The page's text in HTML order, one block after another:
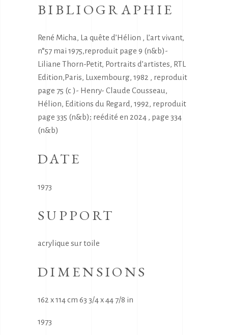
BIBLIOGRAPHIE
René Micha, La quête d’Hélion , L’art vivant,
n°57 mai 1975,reproduit page 9 (n&b)-
Liliane Thorn-Petit, Portraits d’artistes, RTL
Edition,Paris, Luxembourg, 1982 , reproduit
page 75 (c )- Henry- Claude Cousseau,
Hélion, Editions du Regard, 1992, reproduit
page 335 (n&b); reédité en 2024 , page 334
(n&b)
DATE
1973
SUPPORT
acrylique sur toile
DIMENSIONS
162 x 114 cm 63 3/4 x 44 7/8 in
1973